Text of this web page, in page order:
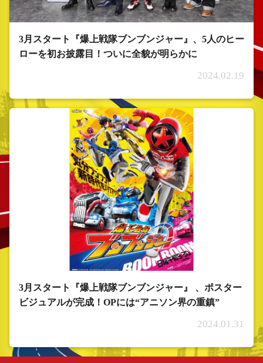
3月スタート『爆上戦隊ブンブンジャー』、5人のヒー
ローを初お披露目！ついに全貌が明らかに
2024.02.19
3月スタート『爆上戦隊ブンブンジャー』 、ポスター
ビジュアルが完成！OPには“アニソン界の重鎮”
2024.01.31